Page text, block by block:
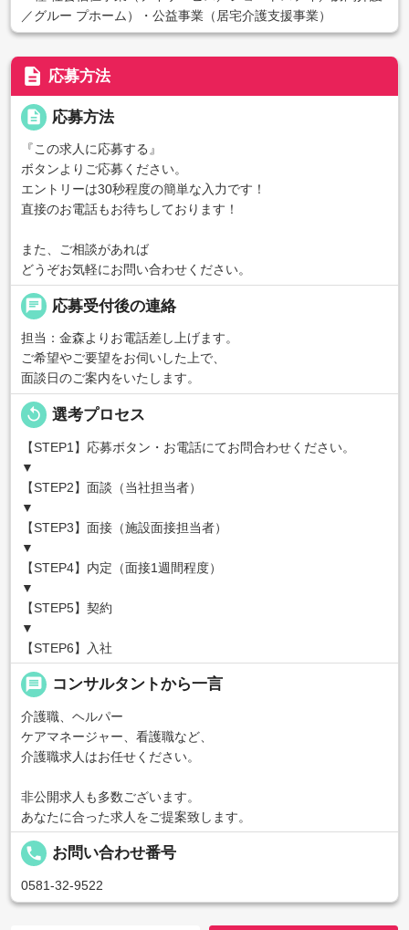
／グルー プホーム）・公益事業（居宅介護支援事業）
description 応募方法
description 応募方法
『この求人に応募する』
ボタンよりご応募ください。
エントリーは30秒程度の簡単な入力です！
直接のお電話もお待ちしております！
また、ご相談があれば
どうぞお気軽にお問い合わせください。
chat 応募受付後の連絡
担当：金森よりお電話差し上げます。
ご希望やご要望をお伺いした上で、
面談日のご案内をいたします。
replay 選考プロセス
【STEP1】応募ボタン・お電話にてお問合わせください。
▼
【STEP2】面談（当社担当者）
▼
【STEP3】面接（施設面接担当者）
▼
【STEP4】内定（面接1週間程度）
▼
【STEP5】契約
▼
【STEP6】入社
message コンサルタントから一言
介護職、ヘルパー
ケアマネージャー、看護職など、
介護職求人はお任せください。
非公開求人も多数ございます。
あなたに合った求人をご提案致します。
local_phone お問い合わせ番号
0581-32-9522